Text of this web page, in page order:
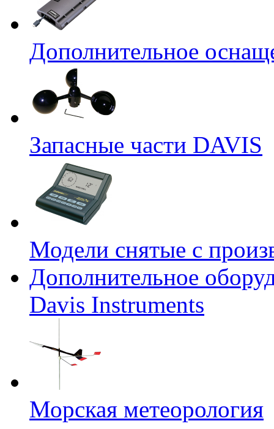
Дополнительное
Запасные части DAVIS
Модели снятые с
Дополнительное
Davis Instruments
Морская метеорология